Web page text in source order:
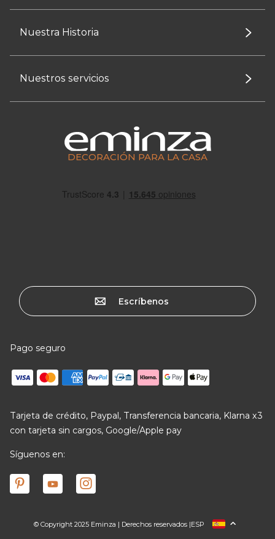
Nuestra Historia
Nuestros servicios
DECORACIÓN PARA LA CASA
Escríbenos
Pago seguro
Tarjeta de crédito, Paypal, Transferencia bancaria, Klarna x3
con tarjeta sin cargos, Google/Apple pay
Síguenos en:
© Copyright 2025 Eminza | Derechos reservados |
FRANCIAESP